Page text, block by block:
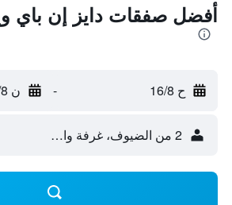
أفضل صفقات دايز إن باي
ح 16/8 - ن 17/8
2 من الضيوف، غرفة واحدة